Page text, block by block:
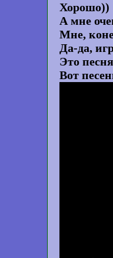
Хорошо))
А мне
Мне,
Да-да,
Это
Вот